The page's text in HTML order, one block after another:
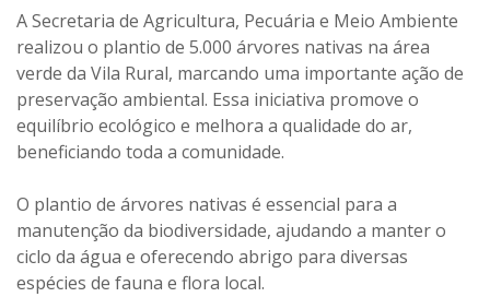
A Secretaria de Agricultura, Pecuária e Meio Ambiente
realizou o plantio de 5.000 árvores nativas na área
verde da Vila Rural, marcando uma importante ação de
preservação ambiental. Essa iniciativa promove o
equilíbrio ecológico e melhora a qualidade do ar,
beneficiando toda a comunidade.
O plantio de árvores nativas é essencial para a
manutenção da biodiversidade, ajudando a manter o
ciclo da água e oferecendo abrigo para diversas
espécies de fauna e flora local.